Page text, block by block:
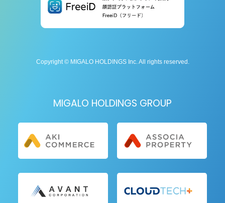
Copyright © MIGALO HOLDINGS Inc. All rights reserved.
MIGALO HOLDINGS GROUP